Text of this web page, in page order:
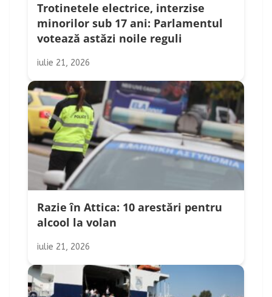
Trotinetele electrice, interzise
minorilor sub 17 ani: Parlamentul
votează astăzi noile reguli
iulie 21, 2026
Razie în Attica: 10 arestări pentru
alcool la volan
iulie 21, 2026